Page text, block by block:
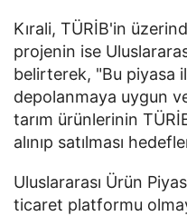
Kırali, TÜRİB'in
projenin ise
belirterek, "Bu piyasa
depolanmaya uygun
tarım ürünlerinin
alınıp satılması
Uluslararası Ürün
ticaret platformu